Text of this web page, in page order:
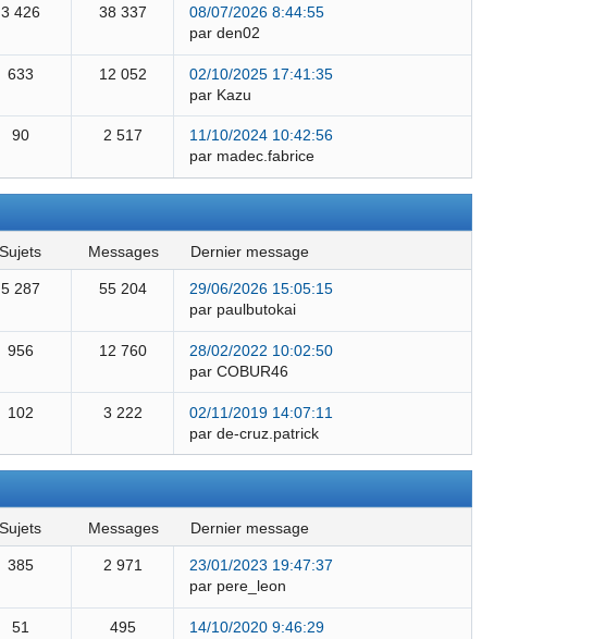
3 426 38 337
08/07/2026 8:44:55
par den02
633 12 052
02/10/2025 17:41:35
par Kazu
90 2 517
11/10/2024 10:42:56
par madec.fabrice
sujets messages dernier message
5 287 55 204
29/06/2026 15:05:15
par paulbutokai
956 12 760
28/02/2022 10:02:50
par COBUR46
102 3 222
02/11/2019 14:07:11
par de-cruz.patrick
sujets messages dernier message
385 2 971
23/01/2023 19:47:37
par pere_leon
51 495
14/10/2020 9:46:29